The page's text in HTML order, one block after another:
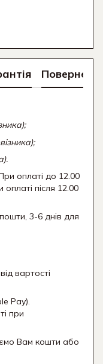
оплаті до 12.00
після 12.00
3-6 днів для
вартості
Pay).
при
Вам кошти або